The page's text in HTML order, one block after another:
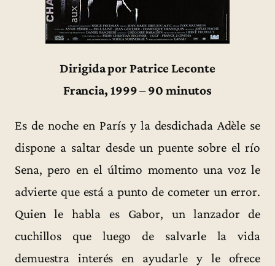
Dirigida por Patrice Leconte
Francia, 1999 – 90 minutos
Es de noche en París y la desdichada Adèle se
dispone a saltar desde un puente sobre el río
Sena, pero en el último momento una voz le
advierte que está a punto de cometer un error.
Quien le habla es Gabor, un lanzador de
cuchillos que luego de salvarle la vida
demuestra interés en ayudarle y le ofrece